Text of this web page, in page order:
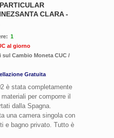
CLARA -
1
al giorno
sul Cambio Moneta CUC /
Gratuita
è stata completamente
per comporre il
dalla Spagna.
una camera singola con
e bagno privato. Tutto è